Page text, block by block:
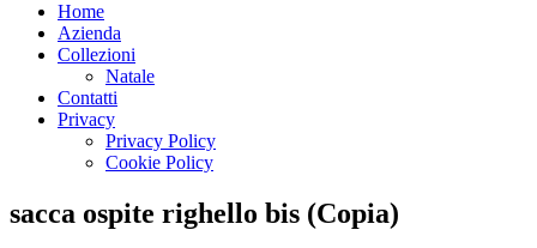
Home
Azienda
Collezioni
Natale
Contatti
Privacy
Privacy Policy
Cookie Policy
sacca ospite righello bis (Copia)